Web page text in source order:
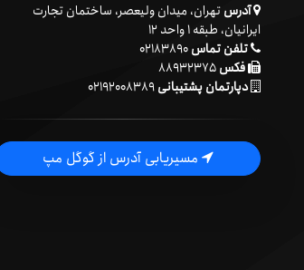
آدرستهران، میدان ولیعصر، ساختمان تجارت
ایرانیان، طبقه ۱ واحد ۱۲
تلفن تماس۰۲۱۸۳۸۹۰
فکس
دپارتمان پشتیبانی۰۲۱۹۲۰۰۸۳۸۹
مسیریابی آدرس از گوگل مپ